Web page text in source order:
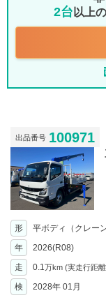
2台 以上
出品番号 100971
形 平ボディ（クレーン
年
2026(R08)
走 0.1万km (実走行距
検
2028年 01月